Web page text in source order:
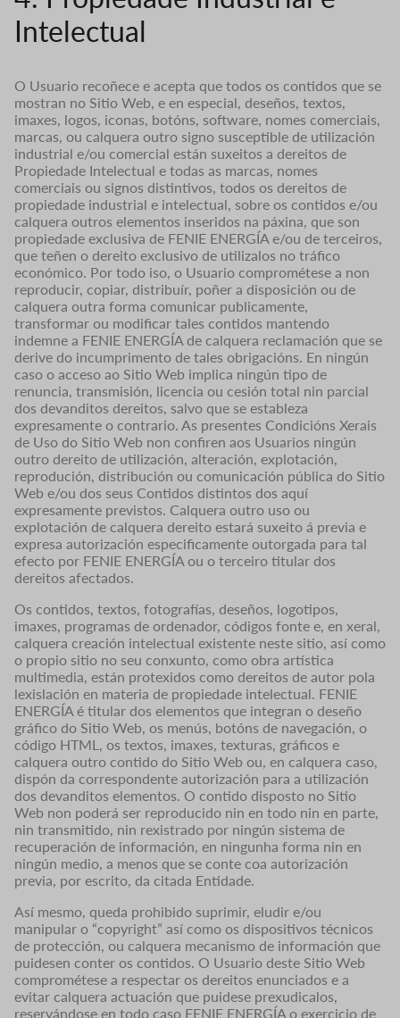
Intelectual
O Usuario recoñece e acepta que todos os contidos que se
mostran no Sitio Web, e en especial, deseños, textos,
imaxes, logos, iconas, botóns, software, nomes comerciais,
marcas, ou calquera outro signo susceptible de utilización
industrial e/ou comercial están suxeitos a dereitos de
Propiedade Intelectual e todas as marcas, nomes
comerciais ou signos distintivos, todos os dereitos de
propiedade industrial e intelectual, sobre os contidos e/ou
calquera outros elementos inseridos na páxina, que son
propiedade exclusiva de FENIE ENERGÍA e/ou de terceiros,
que teñen o dereito exclusivo de utilizalos no tráfico
económico. Por todo iso, o Usuario comprométese a non
reproducir, copiar, distribuír, poñer a disposición ou de
calquera outra forma comunicar publicamente,
transformar ou modificar tales contidos mantendo
indemne a FENIE ENERGÍA de calquera reclamación que se
derive do incumprimento de tales obrigacións. En ningún
caso o acceso ao Sitio Web implica ningún tipo de
renuncia, transmisión, licencia ou cesión total nin parcial
dos devanditos dereitos, salvo que se estableza
expresamente o contrario. As presentes Condicións Xerais
de Uso do Sitio Web non confiren aos Usuarios ningún
outro dereito de utilización, alteración, explotación,
reprodución, distribución ou comunicación pública do Sitio
Web e/ou dos seus Contidos distintos dos aquí
expresamente previstos. Calquera outro uso ou
explotación de calquera dereito estará suxeito á previa e
expresa autorización especificamente outorgada para tal
efecto por FENIE ENERGÍA ou o terceiro titular dos
dereitos afectados.
Os contidos, textos, fotografías, deseños, logotipos,
imaxes, programas de ordenador, códigos fonte e, en xeral,
calquera creación intelectual existente neste sitio, así como
o propio sitio no seu conxunto, como obra artística
multimedia, están protexidos como dereitos de autor pola
lexislación en materia de propiedade intelectual. FENIE
ENERGÍA é titular dos elementos que integran o deseño
gráfico do Sitio Web, os menús, botóns de navegación, o
código HTML, os textos, imaxes, texturas, gráficos e
calquera outro contido do Sitio Web ou, en calquera caso,
dispón da correspondente autorización para a utilización
dos devanditos elementos. O contido disposto no Sitio
Web non poderá ser reproducido nin en todo nin en parte,
nin transmitido, nin rexistrado por ningún sistema de
recuperación de información, en ningunha forma nin en
ningún medio, a menos que se conte coa autorización
previa, por escrito, da citada Entidade.
Así mesmo, queda prohibido suprimir, eludir e/ou
manipular o “copyright” así como os dispositivos técnicos
de protección, ou calquera mecanismo de información que
puidesen conter os contidos. O Usuario deste Sitio Web
comprométese a respectar os dereitos enunciados e a
evitar calquera actuación que puidese prexudicalos,
reservándose en todo caso FENIE ENERGÍA o exercicio de